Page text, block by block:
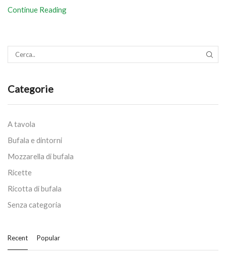
Continue Reading
Categorie
A tavola
Bufala e dintorni
Mozzarella di bufala
Ricette
Ricotta di bufala
Senza categoria
Recent Popular